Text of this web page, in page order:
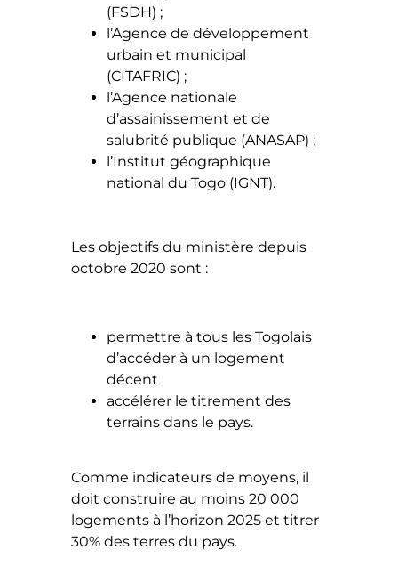
(FSDH) ;
l’Agence de développement
urbain et municipal
(CITAFRIC) ;
l’Agence nationale
d’assainissement et de
salubrité publique (ANASAP) ;
l’Institut géographique
national du Togo (IGNT).
Les objectifs du ministère depuis
octobre 2020 sont :
permettre à tous les Togolais
d’accéder à un logement
décent
accélérer le titrement des
terrains dans le pays.
Comme indicateurs de moyens, il
doit construire au moins 20 000
logements à l’horizon 2025 et titrer
30% des terres du pays.